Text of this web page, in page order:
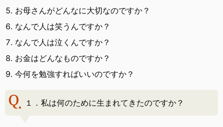
お母さんがどんなに大切なのですか？
なんで人は笑うんですか？
なんで人は泣くんですか？
お金はどんなものですか？
今何を勉強すればいいのですか？
１．私は何のために生まれてきたのですか？